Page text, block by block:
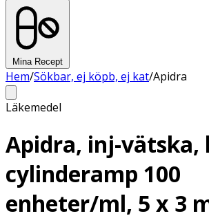
Mina Recept
Hem/Sökbar, ej köpb, ej kat/Apidra
Läkemedel
Apidra, inj-vätska,
cylinderamp 100
enheter/ml, 5 x 3